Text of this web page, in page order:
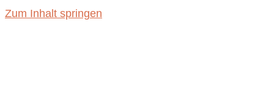
Zum Inhalt springen